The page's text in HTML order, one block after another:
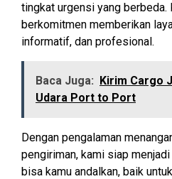
tingkat urgensi yang berbeda.
berkomitmen memberikan
informatif, dan profesional.
Baca Juga: Kirim Cargo
Udara Port to Port
Dengan pengalaman
pengiriman, kami siap
bisa kamu andalkan, baik